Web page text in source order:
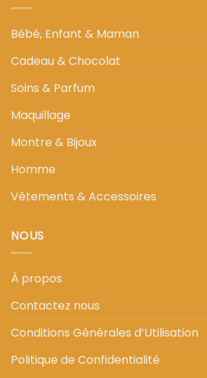
Bébé, Enfant & Maman
Cadeau & Chocolat
Soins & Parfum
Maquillage
Montre & Bijoux
Homme
Vêtements & Accessoires
NOUS
À propos
Contactez nous
Conditions Générales d’Utilisation
Politique de Confidentialité